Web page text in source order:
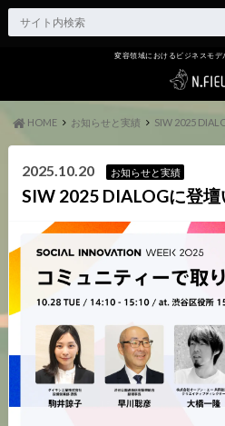
変容領域におけるビジネスモデ
HOME お知らせと実績 SIW 2025
2025.10.20 お知らせと実績
SIW 2025 DIALOGに登